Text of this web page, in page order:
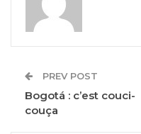
PREV POST
Bogotá : c’est couci-
couça